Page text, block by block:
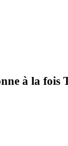
à la fois